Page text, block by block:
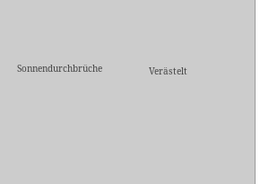
Sonnendurchbrüche Verästelt